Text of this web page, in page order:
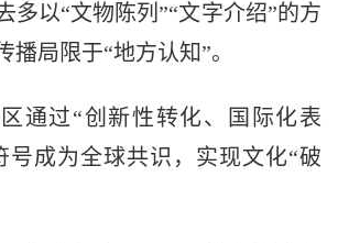
多以“文物陈列”“文字介绍”的方
播局限于“地方认知”。
通过“创新性转化、国际化表
号成为全球共识，实现文化“破